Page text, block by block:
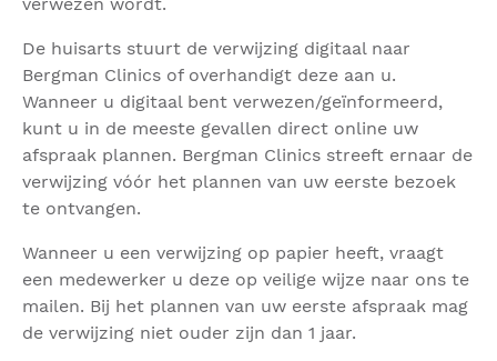
De huisarts stuurt de verwijzing digitaal naar
Bergman Clinics of overhandigt deze aan u.
Wanneer u digitaal bent verwezen/geïnformeerd,
kunt u in de meeste gevallen direct online uw
afspraak plannen. Bergman Clinics streeft ernaar de
verwijzing vóór het plannen van uw eerste bezoek
te ontvangen.
Wanneer u een verwijzing op papier heeft, vraagt
een medewerker u deze op veilige wijze naar ons te
mailen. Bij het plannen van uw eerste afspraak mag
de verwijzing niet ouder zijn dan 1 jaar.